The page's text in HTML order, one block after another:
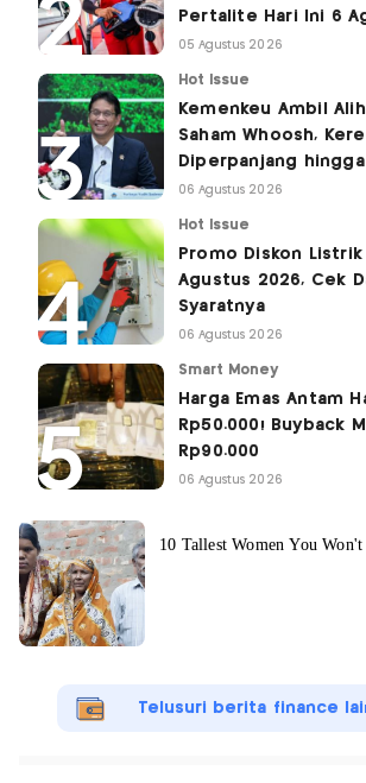
Pertalite Hari Ini 6
05 Agustus 2026
Hot Issue
Kemenkeu Ambil
Saham Whoosh,
Diperpanjang hingga
06 Agustus 2026
Hot Issue
Promo Diskon
Agustus 2026, Cek
Syaratnya
06 Agustus 2026
Smart Money
Harga Emas Antam
Rp50.000! Buyback
Rp90.000
06 Agustus 2026
Telusuri berita finance